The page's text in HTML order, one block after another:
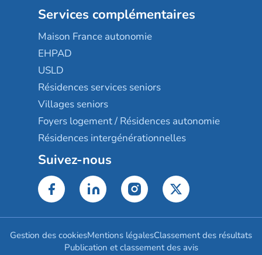
Services complémentaires
Maison France autonomie
EHPAD
USLD
Résidences services seniors
Villages seniors
Foyers logement / Résidences autonomie
Résidences intergénérationnelles
Suivez-nous
Gestion des cookiesMentions légalesClassement des résultats
Publication et classement des avis